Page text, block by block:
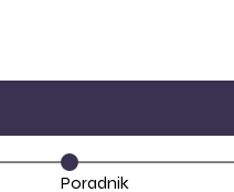
Poradnik